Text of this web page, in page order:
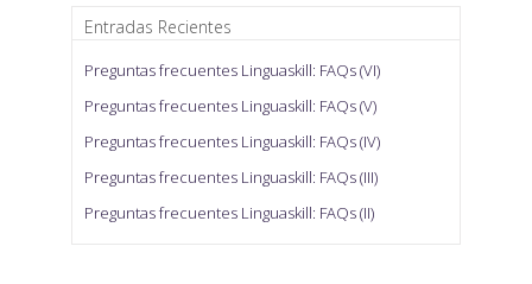
Entradas Recientes
Preguntas frecuentes Linguaskill: FAQs (VI)
Preguntas frecuentes Linguaskill: FAQs (V)
Preguntas frecuentes Linguaskill: FAQs (IV)
Preguntas frecuentes Linguaskill: FAQs (III)
Preguntas frecuentes Linguaskill: FAQs (II)